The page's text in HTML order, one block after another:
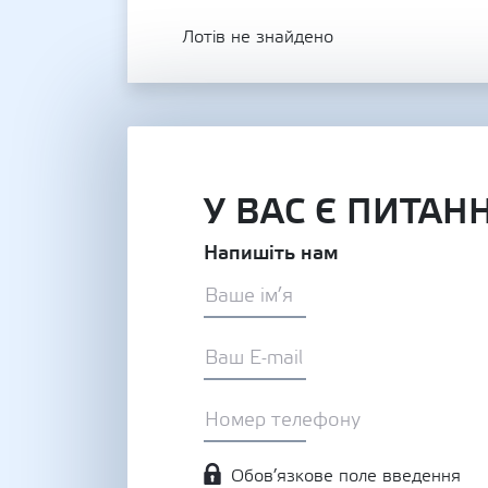
Лотів не знайдено
У ВАС Є
Напишіть нам
Обов’язкове поле введення